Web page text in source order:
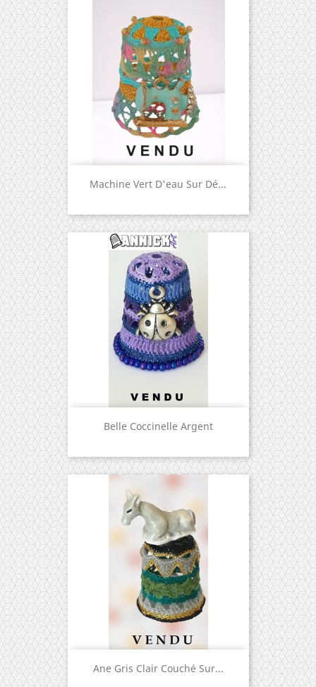
Machine Vert D'eau Sur Dé...
Belle Coccinelle Argent
Ane Gris Clair Couché Sur...